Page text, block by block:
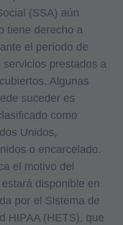
(SSA) aún
tiene derecho a
el período de
prestados a
Algunas
suceder es
como
Unidos,
o encarcelado.
el motivo del
disponible en
por el Sistema de
HIPAA (HETS), que